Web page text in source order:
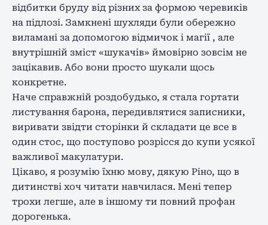
відбитки бруду від різних за формою черевиків
на підлозі. Замкнені шухляди були обережно
виламані за допомогою відмичок і магії , але
внутрішній зміст «шукачів» ймовірно зовсім не
зацікавив. Або вони просто шукали щось
конкретне.
Наче справжній роздобудько, я стала гортати
листування барона, передивлятися записники,
виривати звідти сторінки й складати це все в
один стос, що поступово розрісся до купи усякої
важливої макулатури.
Цікаво, я розумію їхню мову, дякую Ріно, що в
дитинстві хоч читати навчилася. Мені тепер
трохи легше, але в іншому ти повний профан
дорогенька.